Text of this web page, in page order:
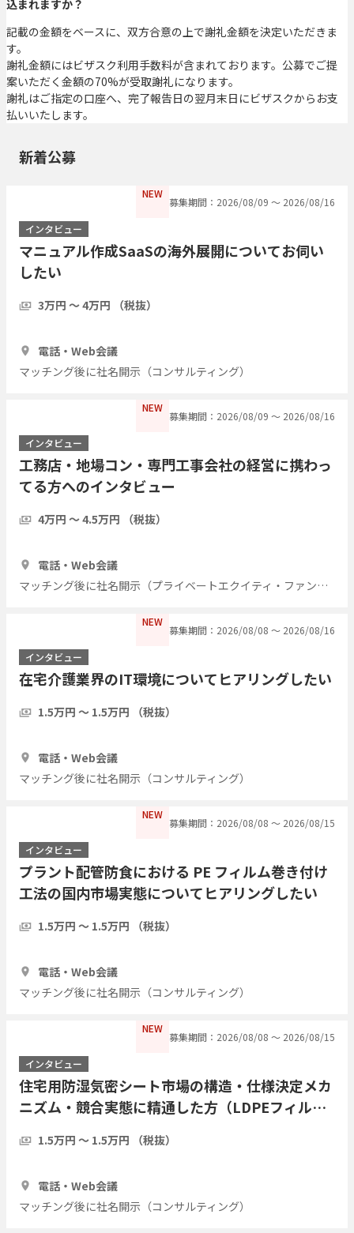
込まれますか？
記載の金額をベースに、双方合意の上で謝礼金額を決定いただきま
す。
謝礼金額にはビザスク利用手数料が含まれております。公募でご提
案いただく金額の70%が受取謝礼になります。
謝礼はご指定の口座へ、完了報告日の翌月末日にビザスクからお支
払いいたします。
新着公募
NEW
募集期間：2026/08/09 〜 2026/08/16
インタビュー
マニュアル作成SaaSの海外展開についてお伺い
したい
3万円 〜 4万円 （税抜）
電話・Web会議
マッチング後に社名開示（コンサルティング）
NEW
募集期間：2026/08/09 〜 2026/08/16
インタビュー
工務店・地場コン・専門工事会社の経営に携わっ
てる方へのインタビュー
4万円 〜 4.5万円 （税抜）
電話・Web会議
マッチング後に社名開示（プライベートエクイティ・ファンド）
NEW
募集期間：2026/08/08 〜 2026/08/16
インタビュー
在宅介護業界のIT環境についてヒアリングしたい
1.5万円 〜 1.5万円 （税抜）
電話・Web会議
マッチング後に社名開示（コンサルティング）
NEW
募集期間：2026/08/08 〜 2026/08/15
インタビュー
プラント配管防食における PE フィルム巻き付け
工法の国内市場実態についてヒアリングしたい
1.5万円 〜 1.5万円 （税抜）
電話・Web会議
マッチング後に社名開示（コンサルティング）
NEW
募集期間：2026/08/08 〜 2026/08/15
インタビュー
住宅用防湿気密シート市場の構造・仕様決定メカ
ニズム・競合実態に精通した方（LDPEフィル
グしたい
1.5万円 〜 1.5万円 （税抜）
電話・Web会議
マッチング後に社名開示（コンサルティング）